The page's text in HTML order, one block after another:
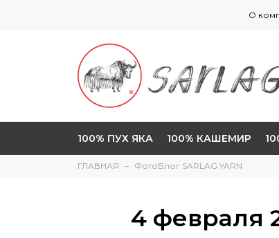
О
100% ПУХ ЯКА 100% КАШЕМИР
ГЛАВНАЯ ФотоБлог SARLAG YARN
4 февраля